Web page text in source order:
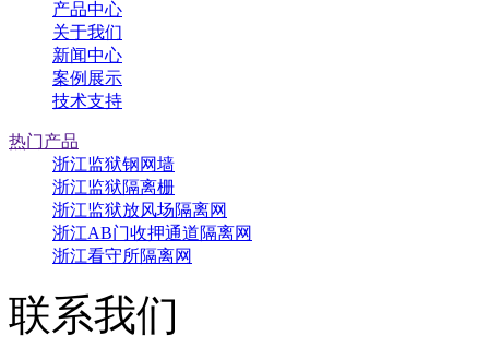
产品中心
关于我们
新闻中心
案例展示
技术支持
热门产品
浙江监狱钢网墙
浙江监狱隔离栅
浙江监狱放风场隔离网
浙江AB门收押通道隔离网
浙江看守所隔离网
联系我们